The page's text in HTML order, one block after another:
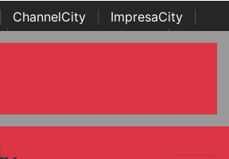
ChannelCity ImpresaCity
| Italian Channel Awards | Italian